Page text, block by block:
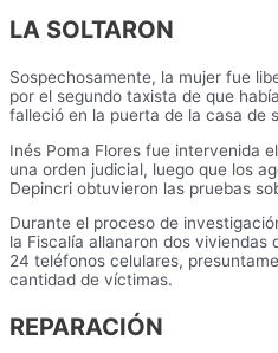
LA SOLTARON
Sospechosamente, la mujer fue
por el segundo taxista de que
falleció en la puerta de la casa de
Inés Poma Flores fue intervenida
una orden judicial, luego que los
Depincri obtuvieron las pruebas
Durante el proceso de
la Fiscalía allanaron dos viviendas
24 teléfonos celulares,
cantidad de víctimas.
REPARACIÓN